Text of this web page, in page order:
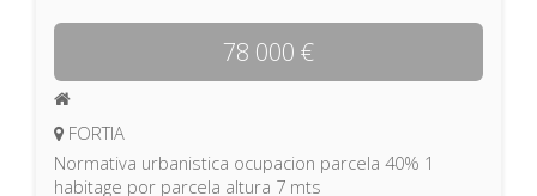
78 000 €
FORTIA
Normativa urbanistica ocupacion parcela 40% 1
habitage por parcela altura 7 mts